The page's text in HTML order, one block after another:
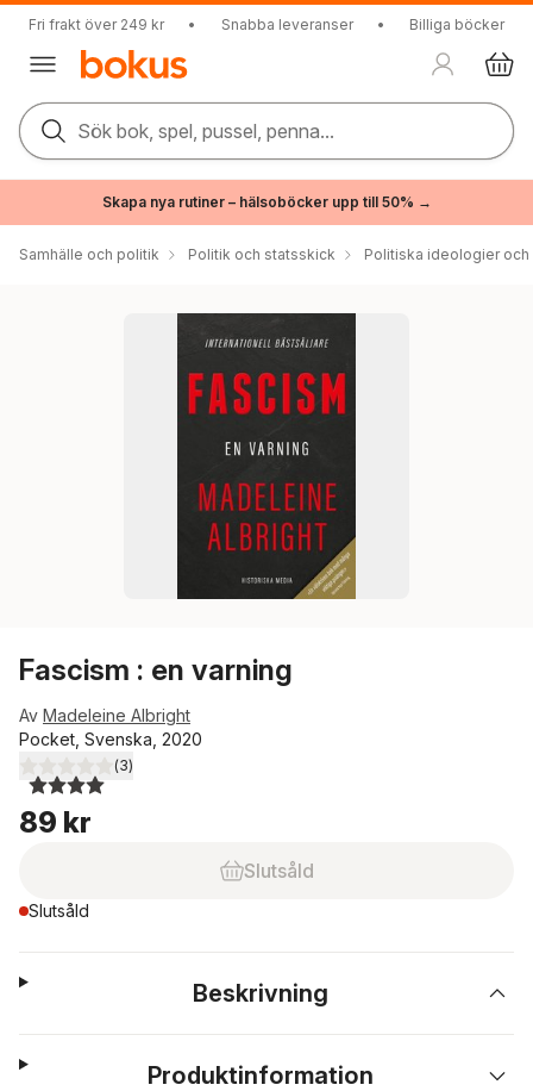
Fri frakt över 249 kr • Snabba leveranser • Billiga böcker
Sök bok, spel, pussel, penna...
Skapa nya rutiner – hälsoböcker upp till 50% →
Samhälle och politik Politik och statsskick Politiska ideologier och
Fascism : en varning
Av Madeleine Albright
Pocket, Svenska, 2020
4,0utav 5 stjärnor. Totalt antal röster:
(3)
89 kr
Slutsåld
Slutsåld
Beskrivning
Produktinformation